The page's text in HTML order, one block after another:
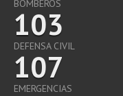
BOMBEROS
103
DEFENSA CIVIL
107
EMERGENCIAS